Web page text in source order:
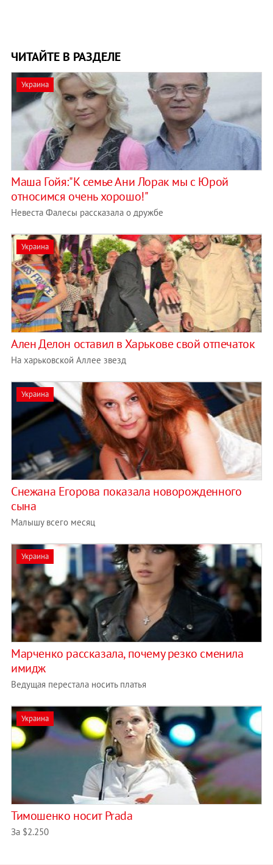
ЧИТАЙТЕ В РАЗДЕЛЕ
Украина
Маша Гойя:"К семье Ани Лорак мы с Юрой
относимся очень хорошо!"
Невеста Фалесы рассказала о дружбе
Украина
Ален Делон оставил в Харькове свой отпечаток
На харьковской Аллее звезд
Украина
Снежана Егорова показала новорожденного
сына
Малышу всего месяц
Украина
Марченко рассказала, почему резко сменила
имидж
Ведущая перестала носить платья
Украина
Тимошенко носит Prada
За $2.250